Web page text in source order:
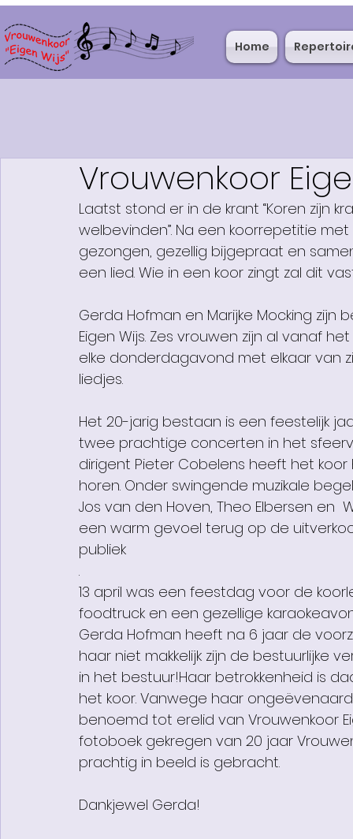
Home
Vrouwenkoor
Laatst stond er in de krant “Koren zijn
welbevinden”. Na een koorrepetitie
gezongen, gezellig bijgepraat en
een lied. Wie in een koor zingt zal dit
Gerda Hofman en Marijke Mocking
Eigen Wijs. Zes vrouwen zijn al vanaf
elke donderdagavond met elkaar van
liedjes.
Het 20-jarig bestaan is een feestelijk
twee prachtige concerten in het
dirigent Pieter Cobelens heeft het
horen. Onder swingende muzikale
Jos van den Hoven, Theo Elbersen en
een warm gevoel terug op de
publiek
.
13 april was een feestdag voor de
foodtruck en een gezellige
Gerda Hofman heeft na 6 jaar de
haar niet makkelijk zijn de bestuurlijke
in het bestuur!Haar betrokkenheid is
het koor. Vanwege haar
benoemd tot erelid van Vrouwenkoor
fotoboek gekregen van 20 jaar
prachtig in beeld is gebracht.
Dankjewel Gerda!